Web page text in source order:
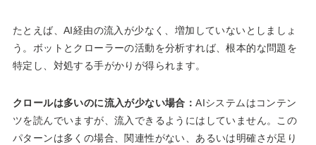
たとえば、AI経由の流入が少なく、増加していないとしましょ
う。ボットとクローラーの活動を分析すれば、根本的な問題を
特定し、対処する手がかりが得られます。
クロールは多いのに流入が少ない場合：AIシステムはコンテン
ツを読んでいますが、流入できるようにはしていません。この
パターンは多くの場合、関連性がない、あるいは明確さが足り